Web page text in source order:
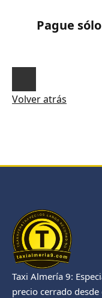
Pague
Volver atrás
Taxi Almería 9:
precio cerrado